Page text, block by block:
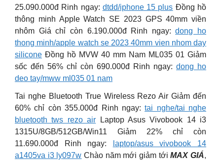
25.090.000đ Rinh ngay: dtdd/iphone 15 plus Đồng hồ
thông minh Apple Watch SE 2023 GPS 40mm viền
nhôm Giá chỉ còn 6.190.000đ Rinh ngay:dong ho
thong minh/apple watch se 2023 40mm vien nhom day
silicone Đồng hồ MVW 40 mm Nam ML035 01 Giảm
sốc đến 56% chỉ còn 690.000đ Rinh ngay: dong ho
deo tay/mww ml035 01 nam
Tai nghe Bluetooth True Wireless Rezo Air Giảm đến
60% chỉ còn 355.000đ Rinh ngay:tai nghe/tai nghe
bluetooth tws rezo air Laptop Asus Vivobook 14 i3
1315U/8GB/512GB/Win11 Giảm 22% chỉ còn
11.690.000đ Rinh ngay:
laptop/asus vivobook 14
a1405va i3 ly097w Chào năm mới giảm tớiMAX GIÁ,